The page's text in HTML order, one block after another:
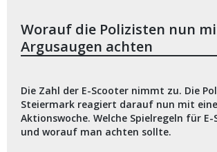
Worauf die Polizisten nun
Argusaugen achten
Die Zahl der E-Scooter nimmt zu. Die
Steiermark reagiert darauf nun mit
Aktionswoche. Welche Spielregeln für
und worauf man achten sollte.